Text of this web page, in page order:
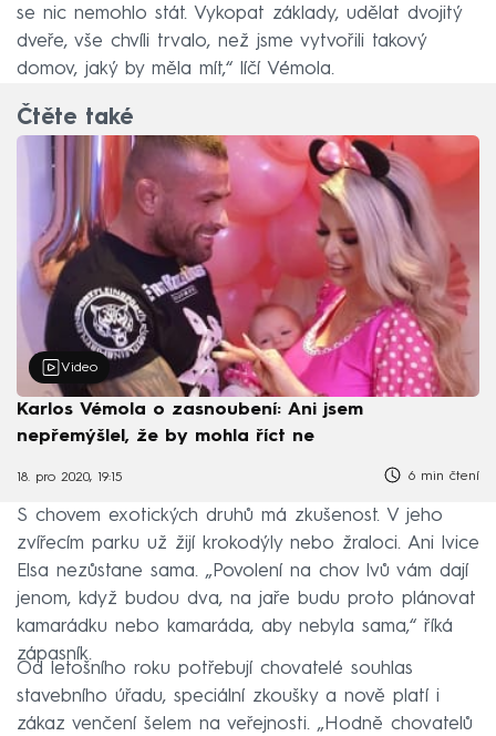
se nic nemohlo stát. Vykopat základy, udělat dvojitý
dveře, vše chvíli trvalo, než jsme vytvořili takový
domov, jaký by měla mít,“ líčí Vémola.
Čtěte také
Video
Karlos Vémola o zasnoubení: Ani jsem
nepřemýšlel, že by mohla říct ne
18. pro 2020, 19:15 6 min čtení
S chovem exotických druhů má zkušenost. V jeho
zvířecím parku už žijí krokodýly nebo žraloci. Ani lvice
Elsa nezůstane sama. „Povolení na chov lvů vám dají
jenom, když budou dva, na jaře budu proto plánovat
kamarádku nebo kamaráda, aby nebyla sama,“ říká
zápasník.
Od letošního roku potřebují chovatelé souhlas
stavebního úřadu, speciální zkoušky a nově platí i
zákaz venčení šelem na veřejnosti. „Hodně chovatelů